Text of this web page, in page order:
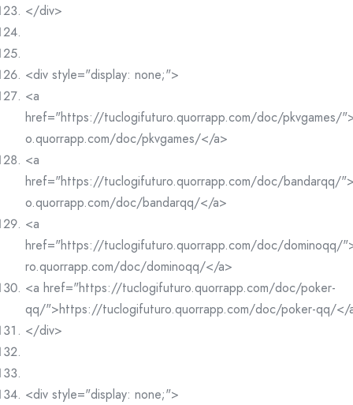
</div>
<div style="display: none;">
<a
href="https://tuclogifuturo.quorrapp.com/doc/pkvgames/
o.quorrapp.com/doc/pkvgames/</a>
<a
href="https://tuclogifuturo.quorrapp.com/doc/bandarqq/
o.quorrapp.com/doc/bandarqq/</a>
<a
href="https://tuclogifuturo.quorrapp.com/doc/dominoqq/
ro.quorrapp.com/doc/dominoqq/</a>
<a href="https://tuclogifuturo.quorrapp.com/doc/poker-
qq/">https://tuclogifuturo.quorrapp.com/doc/poker-qq/</
</div>
<div style="display: none;">